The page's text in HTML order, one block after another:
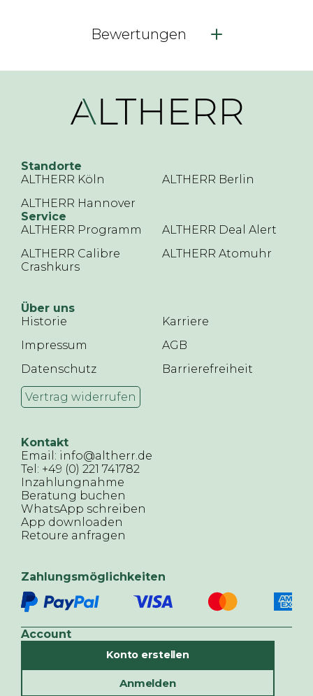
Bewertungen
Standorte
ALTHERR Köln
ALTHERR Berlin
ALTHERR Hannover
Service
ALTHERR Programm
ALTHERR Deal Alert
ALTHERR Calibre
Crashkurs
ALTHERR Atomuhr
Über uns
Historie
Karriere
Impressum
AGB
Datenschutz
Barrierefreiheit
Vertrag widerrufen
Kontakt
Email: info@altherr.de
Tel: +49 (0) 221 741782
Inzahlungnahme
Beratung buchen
WhatsApp schreiben
App downloaden
Retoure anfragen
Zahlungsmöglichkeiten
Account
Konto erstellen
Anmelden